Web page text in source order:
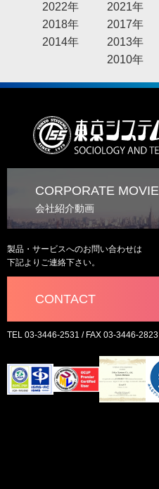
2022年
2021年
2018年
2017年
2014年
2013年
2010年
CORPORATE MOVIE
会社紹介動画
製品・サービスへのお問い合わせは
下記よりご連絡下さい。
CONTACT
TEL 03-3446-2531 / FAX 03-3446-2823